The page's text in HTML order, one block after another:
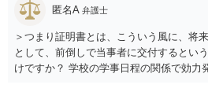
匿名A 弁護士
＞つまり証明書とは、こういう風に、将
として、前倒しで当事者に交付するとい
けですか？ 学校の学事日程の関係で効力